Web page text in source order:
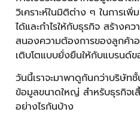
วิเคราะห์ในมิติต่าง ๆ ในการเพิ่
ได้และกำไรให้กับธุรกิจ สร้างค
สนองความต้องการของลูกค้า
เติบโตแบบยั่งยืนให้กับแบรนด์
วันนี้เราจะมาพาดูกันกว่าบริษัทชั้
ข้อมูลขนาดใหญ่ สำหรับธุรกิจเ
อย่างไรกันบ้าง